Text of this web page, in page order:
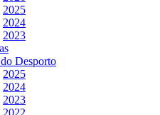
2025
2024
2023
Desporto
2025
2024
2023
2022